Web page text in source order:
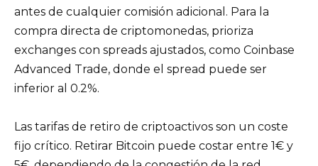
antes de cualquier comisión adicional. Para la
compra directa de criptomonedas, prioriza
exchanges con spreads ajustados, como Coinbase
Advanced Trade, donde el spread puede ser
inferior al 0.2%.
Las tarifas de retiro de criptoactivos son un coste
fijo crítico. Retirar Bitcoin puede costar entre 1€ y